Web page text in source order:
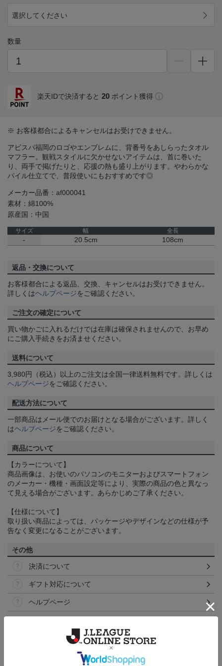
選択してください
数量
楽天IDで決済すると 20 ポイント獲得
※ お客様都合によるキャンセルはお受けできません。
アビスパ福岡のロゴやエンブレムに、背番号をあしらったタオル
マフラー。観戦スタイルに欠かせないアイテムは、首に巻いた
り、両手で掲げたりと、応援の熱も盛り上がります。やわらかな
パイル仕立てで、普段使いにもおすすめです◎
メーカー品番：af000041
素材：綿100%
原産国：中国
サイズ 幅 全長
- 20.5cm 108cm
返品・交換について
お客様都合による返品、交換、キャンセルはお受けできません。
詳しくはヘルプページをご確認ください。
ご注文の確定について
買い物かごに入れるだけでは在庫は確保されませんので、お早め
にご購入手続きをお済ませください。
送料について
3,980円（税込）以上のご注文は全国一律送料無料です。詳しくは
ヘルプページをご確認ください。
配送方法について
一部商品はメール便でのお届けとなる場合がございます。詳しく
はヘルプページをご確認ください。
商品について
【カラーについて】
商品画像は、お使いのパソコンのモニターおよびスマートフォン
のメーカー・機種・画面設定等により、実際の商品の色と異なっ
て見える場合がございます。あらかじめご了承ください。
【仕様について】
取り扱い商品によっては、パッケージやデザインなどの仕様が予
告なく変更になることがございます。
その他
決済について
ギフト対応について
ヘルプページ